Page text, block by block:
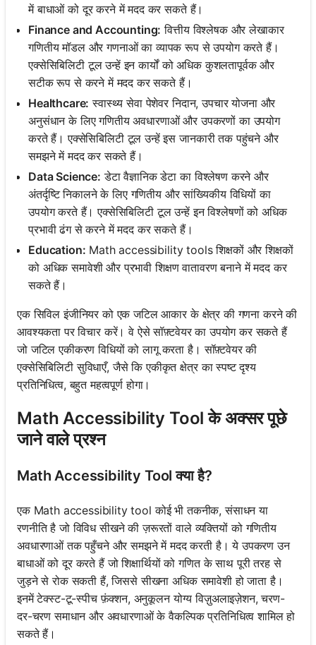
में बाधाओं को दूर करने में मदद कर सकते हैं।
Finance and Accounting: वित्तीय विश्लेषक और लेखाकार
गणितीय मॉडल और गणनाओं का व्यापक रूप से उपयोग करते हैं।
एक्सेसिबिलिटी टूल उन्हें इन कार्यों को अधिक कुशलतापूर्वक और
सटीक रूप से करने में मदद कर सकते हैं।
Healthcare: स्वास्थ्य सेवा पेशेवर निदान, उपचार योजना और
अनुसंधान के लिए गणितीय अवधारणाओं और उपकरणों का उपयोग
करते हैं। एक्सेसिबिलिटी टूल उन्हें इस जानकारी तक पहुंचने और
समझने में मदद कर सकते हैं।
Data Science: डेटा वैज्ञानिक डेटा का विश्लेषण करने और
अंतर्दृष्टि निकालने के लिए गणितीय और सांख्यिकीय विधियों का
उपयोग करते हैं। एक्सेसिबिलिटी टूल उन्हें इन विश्लेषणों को अधिक
प्रभावी ढंग से करने में मदद कर सकते हैं।
Education: Math accessibility tools शिक्षकों और शिक्षकों
को अधिक समावेशी और प्रभावी शिक्षण वातावरण बनाने में मदद कर
सकते हैं।
एक सिविल इंजीनियर को एक जटिल आकार के क्षेत्र की गणना करने की
आवश्यकता पर विचार करें। वे ऐसे सॉफ़्टवेयर का उपयोग कर सकते हैं
जो जटिल एकीकरण विधियों को लागू करता है। सॉफ़्टवेयर की
एक्सेसिबिलिटी सुविधाएँ, जैसे कि एकीकृत क्षेत्र का स्पष्ट दृश्य
प्रतिनिधित्व, बहुत महत्वपूर्ण होगा।
Math Accessibility Tool के अक्सर पूछे
जाने वाले प्रश्न
Math Accessibility Tool क्या है?
एक Math accessibility tool कोई भी तकनीक, संसाधन या
रणनीति है जो विविध सीखने की ज़रूरतों वाले व्यक्तियों को गणितीय
अवधारणाओं तक पहुँचने और समझने में मदद करती है। ये उपकरण उन
बाधाओं को दूर करते हैं जो शिक्षार्थियों को गणित के साथ पूरी तरह से
जुड़ने से रोक सकती हैं, जिससे सीखना अधिक समावेशी हो जाता है।
इनमें टेक्स्ट-टू-स्पीच फ़ंक्शन, अनुकूलन योग्य विज़ुअलाइज़ेशन, चरण-
दर-चरण समाधान और अवधारणाओं के वैकल्पिक प्रतिनिधित्व शामिल हो
सकते हैं।